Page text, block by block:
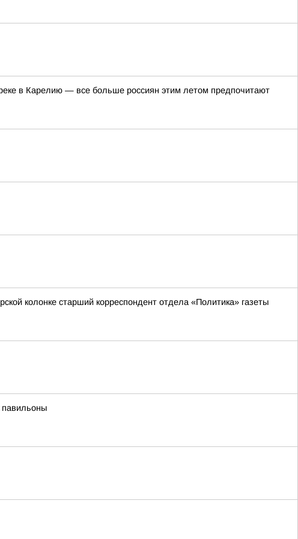
в Карелию — все больше россиян этим летом предпочитают
колонке старший корреспондент отдела «Политика» газеты
павильоны